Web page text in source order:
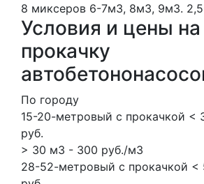
8 миксеров 6-7м3, 8м3, 9м3.
Условия и цены на
прокачку
По городу
15-20-метровый с прокачкой <
руб.
> 30 м3 - 300 руб./м3
28-52-метровый с прокачкой <